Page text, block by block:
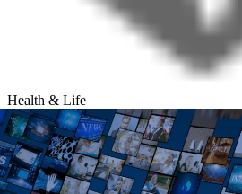
Health & Life